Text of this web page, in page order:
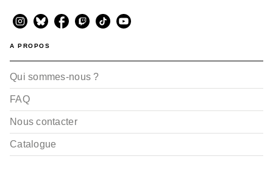
A PROPOS
Qui sommes-nous ?
FAQ
Nous contacter
Catalogue